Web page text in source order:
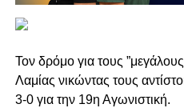
Τον δρόμο για τους
Λαμίας νικώντας τους
3-0 για την 19η Αγωνιστική.